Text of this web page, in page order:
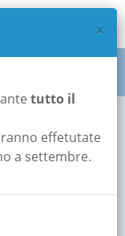
a
×
tutto il
effetutate
a settembre.